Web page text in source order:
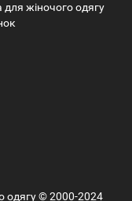
для жіночого одягу
одягу © 2000-2024